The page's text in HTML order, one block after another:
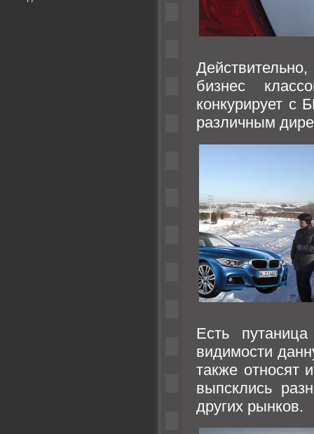
бизнес
конкурирует с
различным
Есть
видимости
также относят
выпсклись
других рынков.